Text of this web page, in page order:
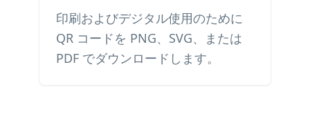
印刷およびデジタル使用のために
QR コードを PNG、SVG、または
PDF でダウンロードします。